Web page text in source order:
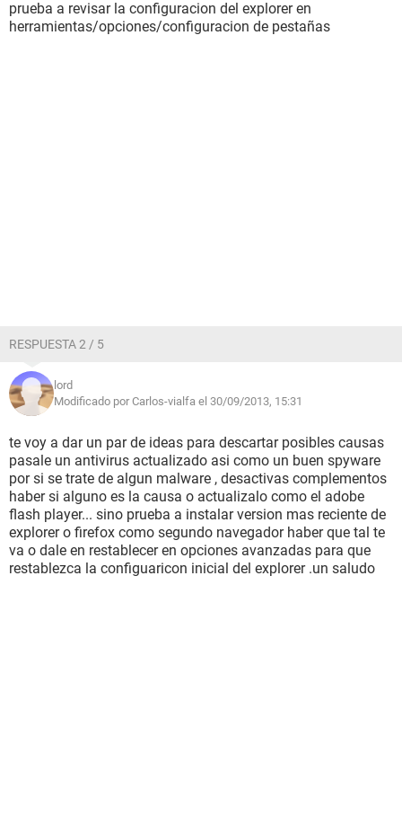
prueba a revisar la configuracion del explorer en
herramientas/opciones/configuracion de pestañas
RESPUESTA 2 / 5
lord
Modificado por Carlos-vialfa el 30/09/2013, 15:31
te voy a dar un par de ideas para descartar posibles causas
pasale un antivirus actualizado asi como un buen spyware
por si se trate de algun malware , desactivas complementos
haber si alguno es la causa o actualizalo como el adobe
flash player... sino prueba a instalar version mas reciente de
explorer o firefox como segundo navegador haber que tal te
va o dale en restablecer en opciones avanzadas para que
restablezca la configuaricon inicial del explorer .un saludo